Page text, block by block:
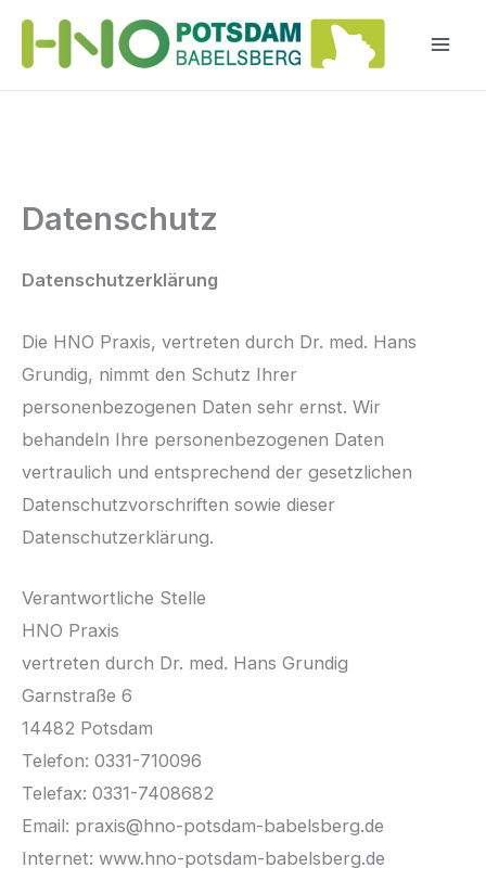
Zum
Inhalt
Datenschutz
Datenschutzerklärung
Die HNO Praxis, vertreten durch Dr. med. Hans
Grundig, nimmt den Schutz Ihrer
personenbezogenen Daten sehr ernst. Wir
behandeln Ihre personenbezogenen Daten
vertraulich und entsprechend der gesetzlichen
Datenschutzvorschriften sowie dieser
Datenschutzerklärung.
Verantwortliche Stelle
HNO Praxis
vertreten durch Dr. med. Hans Grundig
Garnstraße 6
14482 Potsdam
Telefon: 0331-710096
Telefax: 0331-7408682
Email: praxis@hno-potsdam-babelsberg.de
Internet: www.hno-potsdam-babelsberg.de